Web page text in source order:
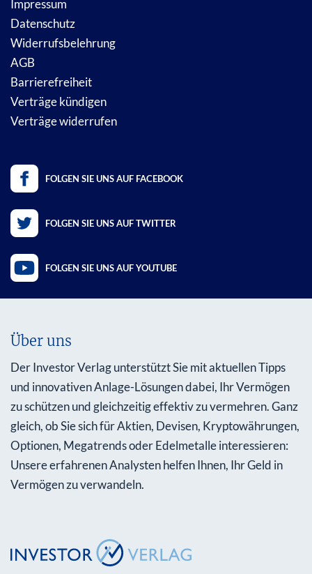
Impressum
Datenschutz
Widerrufsbelehrung
AGB
Barrierefreiheit
Verträge kündigen
Verträge widerrufen
FOLGEN SIE UNS AUF FACEBOOK
FOLGEN SIE UNS AUF TWITTER
FOLGEN SIE UNS AUF YOUTUBE
Über uns
Der Investor Verlag unterstützt Sie mit aktuellen Tipps
und innovativen Anlage-Lösungen dabei, Ihr Vermögen
zu schützen und gleichzeitig effektiv zu vermehren. Ganz
gleich, ob Sie sich für Aktien, Devisen, Kryptowährungen,
Optionen, Megatrends oder Edelmetalle interessieren:
Unsere erfahrenen Analysten helfen Ihnen, Ihr Geld in
Vermögen zu verwandeln.